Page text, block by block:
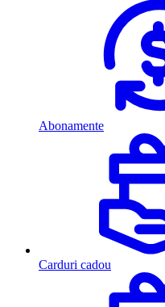
Abonamente
Carduri cadou